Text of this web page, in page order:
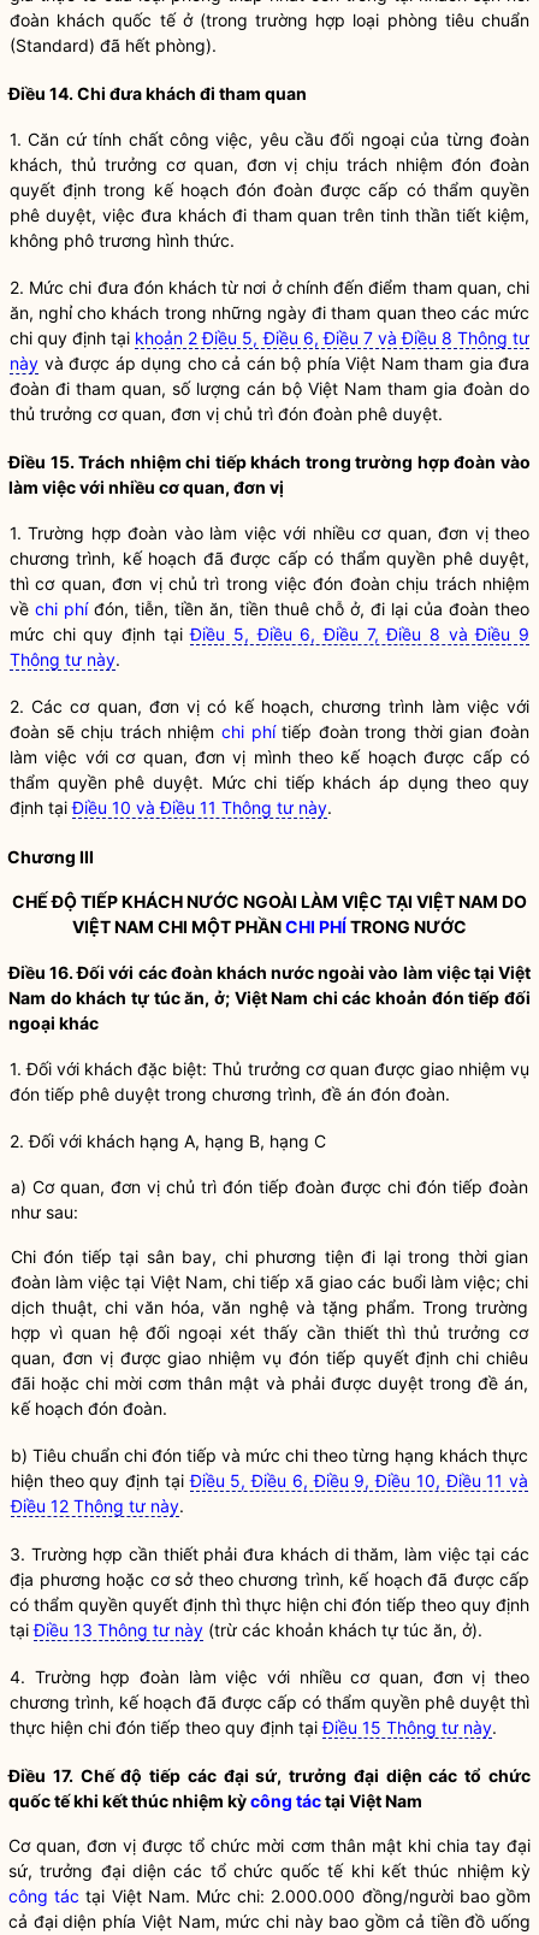
đoàn khách quốc tế ở (trong trường hợp loại phòng tiêu chuẩn
(Standard) đã hết phòng).
Điều 14. Chi đưa khách đi tham quan
1. Căn cứ tính chất công việc, yêu cầu đối ngoại của từng đoàn
khách, thủ trưởng cơ quan, đơn vị chịu trách nhiệm đón đoàn
quyết định trong kế hoạch đón đoàn được cấp có thẩm quyền
phê duyệt, việc đưa khách đi tham quan trên tinh thần tiết kiệm,
không phô trương hình thức.
2. Mức chi đưa đón khách từ nơi ở chínhđến điểm tham quan, chi
ăn, nghỉ cho khách trong những ngày đi tham quan theo các mức
chi quy định tại khoản 2 Điều 5, Điều 6, Điều 7 và Điều 8 Thông tư
này và được áp dụng cho cả cán bộ phía Việt Nam tham gia đưa
đoàn đi tham quan, số lượng cán bộ Việt Nam tham gia đoàn do
thủ trưởng cơ quan, đơn vị chủ trì đón đoàn phê duyệt.
Điều 15. Trách nhiệm chi tiếp khách trong trường hợp đoàn vào
làm việc với nhiều cơ quan, đơn vị
1. Trường hợp đoàn vào làm việc với nhiều cơ quan, đơn vị theo
chương trình, kế hoạch đã được cấp có thẩmquyền phê duyệt,
thì cơ quan, đơn vị chủ trì trong việc đón đoàn chịu trách nhiệm
về chi phíđón, tiễn, tiền ăn, tiền thuê chỗ ở, đi lại của đoàn theo
mức chi quy định tạiĐiều 5, Điều 6, Điều 7, Điều 8 và Điều 9
Thông tư này.
2. Các cơ quan, đơn vị có kế hoạch, chương trình làm việc với
đoàn sẽ chịu trách nhiệm chi phítiếp đoàn trong thời gian đoàn
làm việc với cơ quan, đơn vị mình theo kế hoạch được cấp có
thẩm quyềnphê duyệt. Mức chi tiếp khách áp dụng theo quy
định tạiĐiều 10 và Điều 11 Thông tư này.
Chương III
CHẾ ĐỘ TIẾP KHÁCH NƯỚC NGOÀI LÀM VIỆC TẠI VIỆT NAM DO
VIỆT NAM CHI MỘT PHẦNCHI PHÍ TRONG NƯỚC
Điều 16. Đối với các đoàn khách nước ngoài vào làm việc tại Việt
Nam do khách tự túc ăn, ở; Việt Nam chi các khoản đón tiếp đối
ngoại khác
1. Đối với khách đặc biệt: Thủ trưởng cơ quan được giao nhiệm vụ
đón tiếp phê duyệt trong chương trình, đề án đón đoàn.
2. Đối với khách hạng A, hạng B, hạng C
a) Cơ quan, đơn vị chủ trì đón tiếp đoàn được chi đón tiếp đoàn
như sau:
Chi đón tiếp tại sân bay, chi phương tiện đi lại trong thời gian
đoàn làm việc tại Việt Nam, chi tiếp xã giao các buổi làm việc; chi
dịch thuật, chi văn hóa, văn nghệ và tặng phẩm. Trong trường
hợp vì quan hệ đối ngoại xét thấy cần thiết thì thủ trưởng cơ
quan, đơn vị được giao nhiệm vụ đón tiếp quyết định chi chiêu
đãi hoặc chi mời cơm thân mật và phải được duyệt trong đề án,
kế hoạch đón đoàn.
b) Tiêu chuẩn chi đón tiếp và mức chi theo từng hạng khách thực
hiện theo quy định tạiĐiều 5, Điều 6, Điều 9, Điều 10, Điều 11 và
Điều 12 Thông tư này.
3. Trường hợp cần thiết phải đưa khách di thăm, làm việc tại các
địa phương hoặc cơ sở theo chương trình, kế hoạch đã được cấp
có thẩm quyền quyết định thì thực hiện chi đón tiếp theo quy định
tạiĐiều 13 Thông tư này (trừ các khoản khách tự túc ăn, ở).
4. Trường hợp đoàn làm việc với nhiều cơ quan, đơn vị theo
chương trình, kế hoạch đã được cấp có thẩm quyền phê duyệt thì
thực hiện chi đón tiếp theo quy định tạiĐiều 15 Thông tư này.
Điều 17. Chế độ tiếp các đại sứ, trưởng đại diện các tổ chức
quốc tế khi kết thúc nhiệm kỳcông táctại Việt Nam
Cơ quan, đơn vị được tổ chức mời cơm thân mật khi chia tay đại
sứ, trưởng đại diện các tổ chức quốc tế khi kết thúc nhiệm kỳ
công tác tại Việt Nam. Mức chi: 2.000.000 đồng/người bao gồm
cả đại diện phía Việt Nam, mức chi này bao gồm cả tiền đồ uống